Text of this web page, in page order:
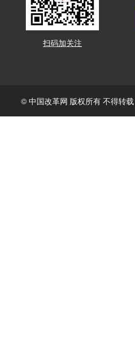
扫码加关注
© 中国改革网 版权所有 不得转载